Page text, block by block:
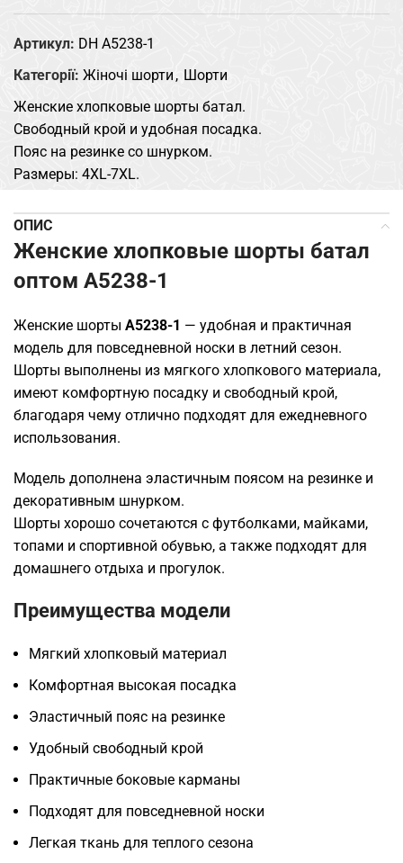
Артикул: DH A5238-1
Категорії: Жіночі шорти , Шорти
Женские хлопковые шорты батал.
Свободный крой и удобная посадка.
Пояс на резинке со шнурком.
Размеры: 4XL-7XL.
ОПИС
Женские хлопковые шорты батал
оптом A5238-1
Женские шорты A5238-1 — удобная и практичная
модель для повседневной носки в летний сезон.
Шорты выполнены из мягкого хлопкового материала,
имеют комфортную посадку и свободный крой,
благодаря чему отлично подходят для ежедневного
использования.
Модель дополнена эластичным поясом на резинке и
декоративным шнурком.
Шорты хорошо сочетаются с футболками, майками,
топами и спортивной обувью, а также подходят для
домашнего отдыха и прогулок.
Преимущества модели
Мягкий хлопковый материал
Комфортная высокая посадка
Эластичный пояс на резинке
Удобный свободный крой
Практичные боковые карманы
Подходят для повседневной носки
Легкая ткань для теплого сезона